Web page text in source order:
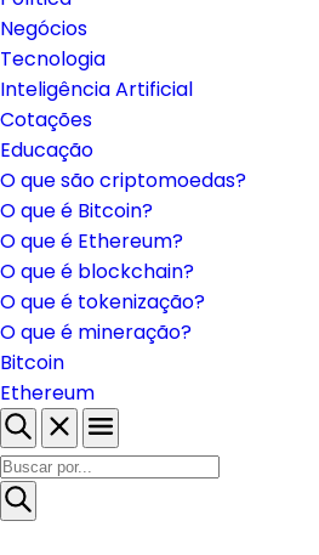
Negócios
Tecnologia
Inteligência Artificial
Cotações
Educação
O que são criptomoedas?
O que é Bitcoin?
O que é Ethereum?
O que é blockchain?
O que é tokenização?
O que é mineração?
Bitcoin
Ethereum